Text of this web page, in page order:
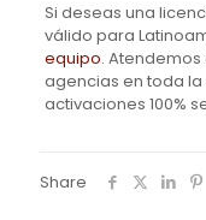
Si deseas una
válido para
equipo.
agencias en toda
activaciones 100%
Share